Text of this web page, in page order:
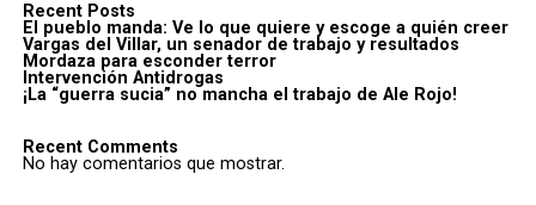
Recent Posts
El pueblo manda: Ve lo que quiere y escoge a quién creer
Vargas del Villar, un senador de trabajo y resultados
Mordaza para esconder terror
Intervención Antidrogas
¡La “guerra sucia” no mancha el trabajo de Ale Rojo!
Recent Comments
No hay comentarios que mostrar.